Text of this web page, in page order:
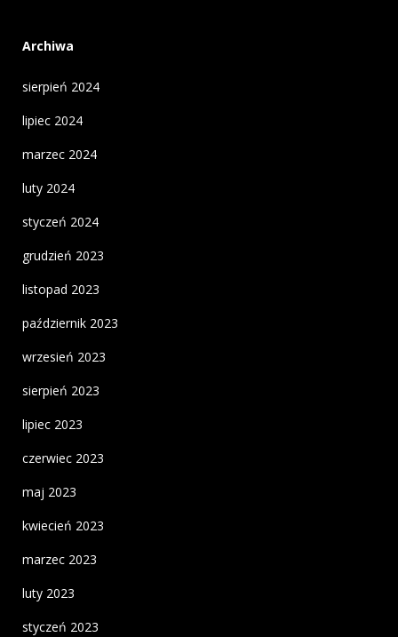
Archiwa
sierpień 2024
lipiec 2024
marzec 2024
luty 2024
styczeń 2024
grudzień 2023
listopad 2023
październik 2023
wrzesień 2023
sierpień 2023
lipiec 2023
czerwiec 2023
maj 2023
kwiecień 2023
marzec 2023
luty 2023
styczeń 2023